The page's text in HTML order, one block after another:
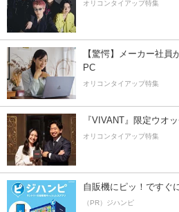
オリコンタイアップ特集
【驚愕】メーカー社
PC
オリコンタイアップ特集
『VIVANT』限定ウオ
オリコンタイアップ特集
自販機にピッ！ですぐ
（PR）ジハンピ